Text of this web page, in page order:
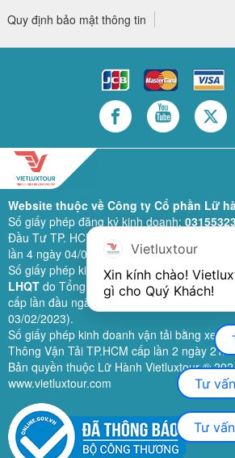
Quy định bảo mật thông tin
Website thuộc về Công ty Cổ phần Lữ
Số giấy phép đăng ký kinh doanh:
Đầu Tư TP. HCM cấp lần đầu ngày 28/02/
lần 4 ngày 04/06/2024).
Số giấy phép kinh doanh lữ hành quốc tế:
LHQTdo Tổng Cục Du Lịch (nay là Cục Du
cấp lần đầu ngày 26/09/2019 (sửa đổi, bổ
03/02/2023).
Số giấy phép kinh doanh vận tải bằng xe ô
Thông Vận Tải TP.HCM cấp lần 2 ngày 21/
Bản quyền thuộc Lữ Hành Vietluxtour ®
www.vietluxtour.com
Vietluxtour
Xin kính chào!
gì cho Quý Khách!
Tư
Tư